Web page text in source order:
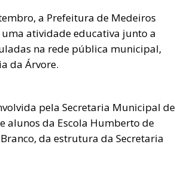
a Prefeitura de Medeiros
atividade educativa junto a
na rede pública municipal,
da Árvore.
pela Secretaria Municipal de
alunos da Escola Humberto de
da estrutura da Secretaria